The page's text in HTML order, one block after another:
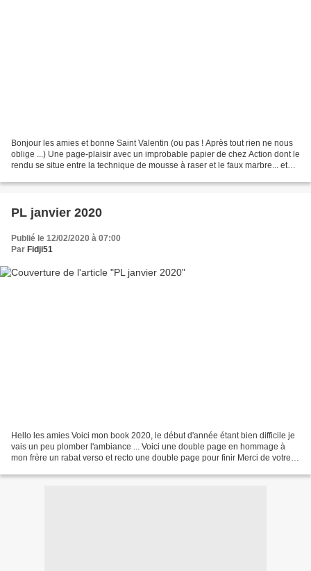
Bonjour les amies et bonne Saint Valentin (ou pas ! Après tout rien ne nous
oblige ...) Une page-plaisir avec un improbable papier de chez Action dont le
rendu se situe entre la technique de mousse à raser et le faux marbre... et
PL janvier 2020
Publié le 12/02/2020 à 07:00
Par Fidji51
Hello les amies Voici mon book 2020, le début d'année étant bien difficile je
vais un peu plomber l'ambiance ... Voici une double page en hommage à
mon frère un rabat verso et recto une double page pour finir Merci de votre